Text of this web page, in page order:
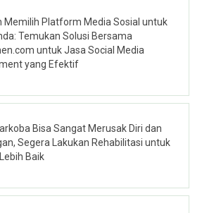
Memilih Platform Media Sosial untuk
Temukan Solusi Bersama
untuk Jasa Social Media
yang Efektif
Bisa Sangat Merusak Diri dan
Segera Lakukan Rehabilitasi untuk
Baik